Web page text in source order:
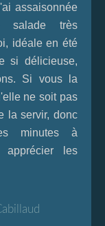
assaisonnée
salade très
idéale en été
si délicieuse,
Si vous la
ne soit pas
la servir, donc
minutes à
les